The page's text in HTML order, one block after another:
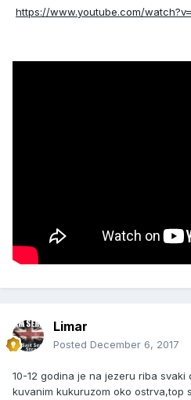
https://www.youtube.com/
Limar
Posted December 6, 2017
10-12 godina je na jezeru riba
kuvanim kukuruzom oko ostrva,top